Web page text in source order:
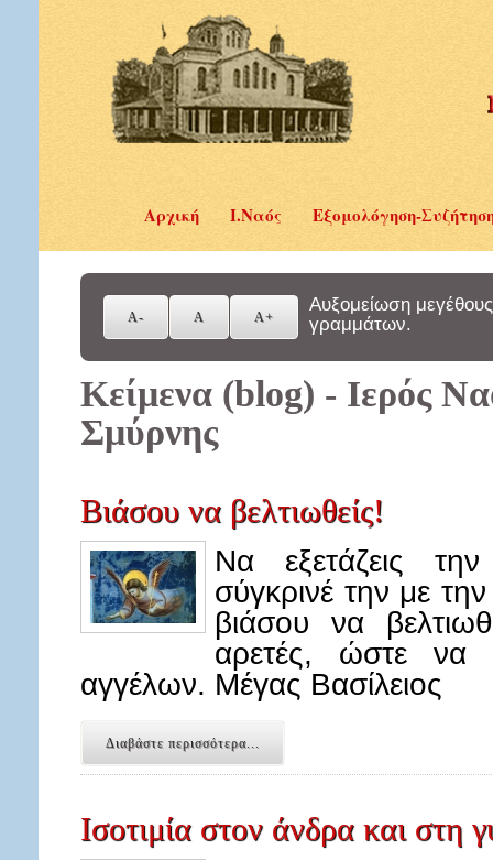
Αρχική Ι.Ναός Εξομολόγηση-
Αυξομείωση μεγέθους
γραμμάτων.
Κείμενα (blog) - Ιερός
Σμύρνης
Βιάσου να βελτιωθείς!
Να εξετάζεις
σύγκρινέ την με
βιάσου να
αρετές, ώστε να
αγγέλων. Μέγας Βασίλειος
Διαβάστε περισσότερα...
Ισοτιμία στον άνδρα και στη